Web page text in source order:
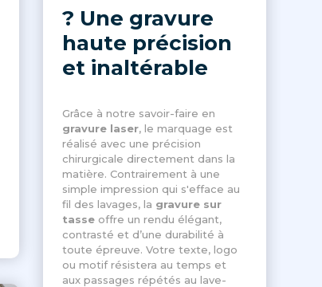
? Une gravure
haute précision
et inaltérable
Grâce à notre savoir-faire en
gravure laser, le marquage est
réalisé avec une précision
chirurgicale directement dans la
matière. Contrairement à une
simple impression qui s'efface au
fil des lavages, la gravure sur
tasseoffre un rendu élégant,
contrasté et d’une durabilité à
toute épreuve. Votre texte, logo
ou motif résistera au temps et
aux passages répétés au lave-